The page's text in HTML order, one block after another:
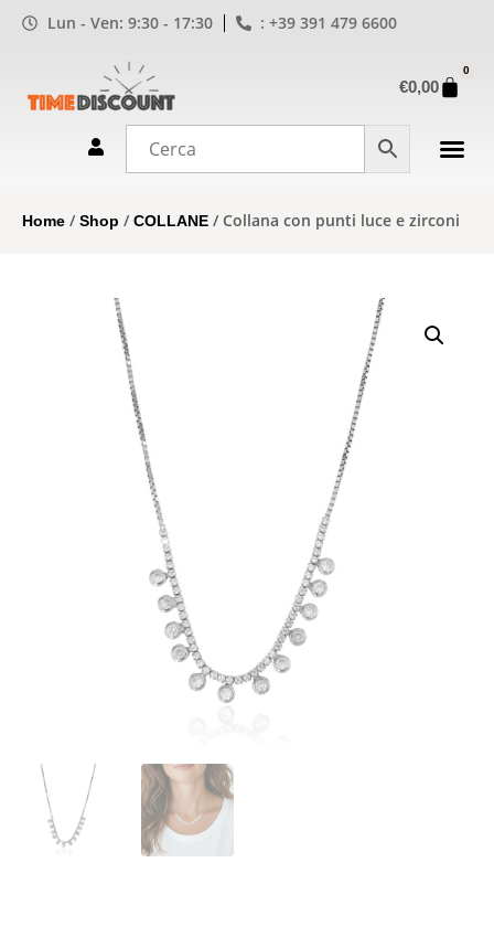
Lun - Ven: 9:30 - 17:30 : +39 391 479 6600
€0,00
0
Home /Shop /COLLANE / Collana con punti luce e zirconi